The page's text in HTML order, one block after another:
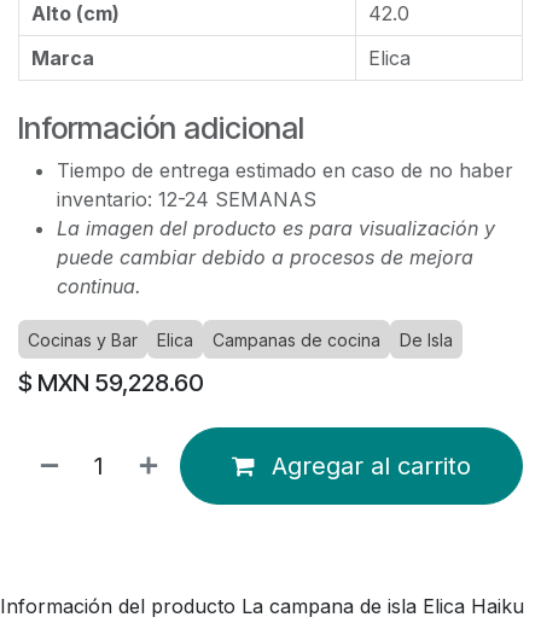
Alto (cm)
42.0
Marca
Elica
Información adicional
Tiempo de entrega estimado en caso de no haber
inventario: 12-24 SEMANAS
La imagen del producto es para visualización y
puede cambiar debido a procesos de mejora
continua.
Cocinas y Bar Elica Campanas de cocina De Isla
$ MXN 59,228.60
Agregar al carrito
Información del producto La campana de isla Elica Haiku